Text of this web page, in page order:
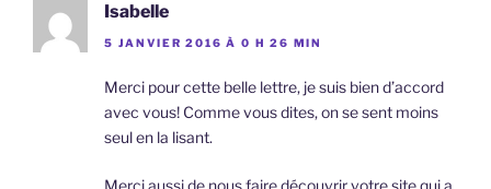
Isabelle
5 JANVIER 2016 À 0 H 26 MIN
Merci pour cette belle lettre, je suis bien d’accord
avec vous! Comme vous dites, on se sent moins
seul en la lisant.
Merci aussi de nous faire découvrir votre site qui a